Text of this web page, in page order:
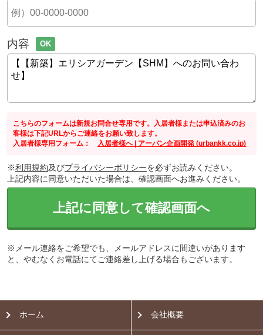
内容 OK
こちらのフォームは新規お問合せ専用です。入居者様または申込済みのお
客様は下記URLからご連絡をお願い致します。
入居者様専用フォーム： 入居者様へ | アーバン企画開発 (urbankk.co.jp)
※利用規約及びプライバシーポリシーを必ずお読みください。
上記内容に同意いただいた場合は、確認画面へお進みください。
上記に同意して確認画面へ
※メール連絡をご希望でも、メールアドレスに間違いがあります
と、やむなくお電話にてご連絡差し上げる場合もございます。
ホーム 会社概要